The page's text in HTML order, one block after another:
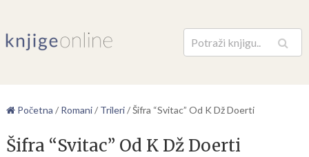
Pretraga
Početna / Romani/ Trileri/Šifra “Svitac” Od K Dž Doerti
Šifra “Svitac” Od K Dž Doerti